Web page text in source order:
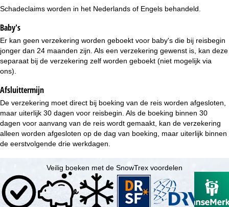
Schadeclaims worden in het Nederlands of Engels behandeld.
Baby's
Er kan geen verzekering worden geboekt voor baby's die bij reisbegin
jonger dan 24 maanden zijn. Als een verzekering gewenst is, kan deze
separaat bij de verzekering zelf worden geboekt (niet mogelijk via
ons).
Afsluittermijn
De verzekering moet direct bij boeking van de reis worden afgesloten,
maar uiterlijk 30 dagen voor reisbegin. Als de boeking binnen 30
dagen voor aanvang van de reis wordt gemaakt, kan de verzekering
alleen worden afgesloten op de dag van boeking, maar uiterlijk binnen
de eerstvolgende drie werkdagen.
Veilig boeken met de SnowTrex voordelen